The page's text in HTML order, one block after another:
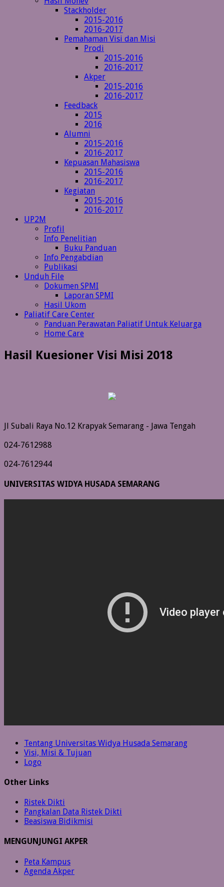
Stackholder
2015-2016
2016-2017
Pemahaman Visi dan Misi
Prodi
2015-2016
2016-2017
Akper
2015-2016
2016-2017
Feedback
2015
2016
Alumni
2015-2016
2016-2017
Kepuasan Mahasiswa
2015-2016
2016-2017
Kegiatan
2015-2016
2016-2017
UP2M
Profil
Info Penelitian
Buku Panduan
Info Pengabdian
Publikasi
Unduh File
Dokumen SPMI
Laporan SPMI
Hasil Ukom
Paliatif Care Center
Panduan Perawatan Paliatif Untuk Keluarga
Home Care
Hasil Kuesioner Visi Misi 2018
Jl Subali Raya No.12 Krapyak Semarang - Jawa Tengah
024-7612988
024-7612944
UNIVERSITAS WIDYA HUSADA SEMARANG
Tentang Universitas Widya Husada Semarang
Visi, Misi & Tujuan
Logo
Other Links
Ristek Dikti
Pangkalan Data Ristek Dikti
Beasiswa Bidikmisi
MENGUNJUNGI AKPER
Peta Kampus
Agenda Akper